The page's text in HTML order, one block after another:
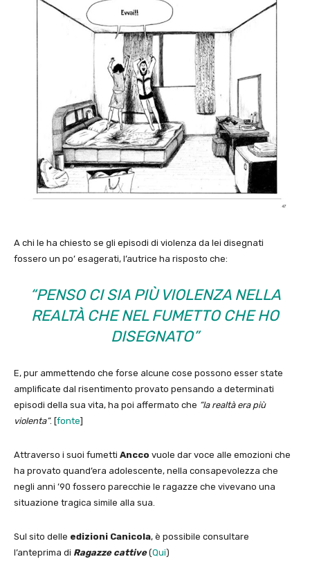
A chi le ha chiesto se gli episodi di violenza da lei disegnati
fossero un po’ esagerati, l’autrice ha risposto che:
“PENSO CI SIA PIÙ VIOLENZA NELLA
REALTÀ CHE NEL FUMETTO CHE HO
DISEGNATO”
E, pur ammettendo che forse alcune cose possono esser state
amplificate dal risentimento provato pensando a determinati
episodi della sua vita, ha poi affermato che “la realtà era più
violenta”. [fonte]
Attraverso i suoi fumetti Ancco vuole dar voce alle emozioni che
ha provato quand’era adolescente, nella consapevolezza che
negli anni ’90 fossero parecchie le ragazze che vivevano una
situazione tragica simile alla sua.
Sul sito delle edizioni Canicola, è possibile consultare
l’anteprima di Ragazze cattive(Qui)